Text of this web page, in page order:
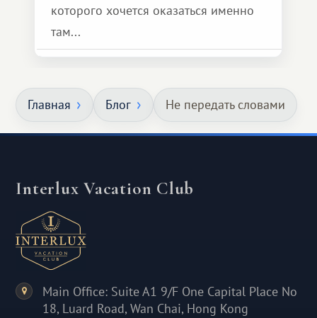
которого хочется оказаться именно
там...
Главная Блог Не передать словами
Interlux Vacation Club
Main Office: Suite A1 9/F One Capital Place No
18, Luard Road, Wan Chai, Hong Kong